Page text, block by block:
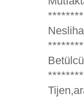
********